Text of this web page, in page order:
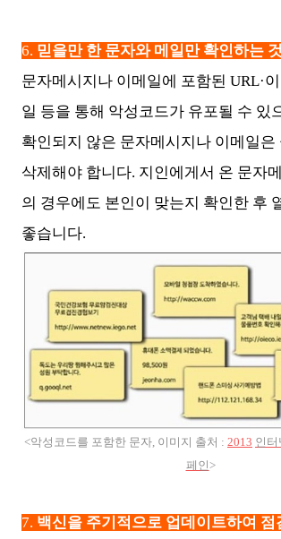
6. 믿을만 한 문자와 메일만 확인하는
문자메시지나 이메일에 포함된 URL·
일 등을 통해 악성코드가 유포될 수 있
확인되지 않은 문자메시지나 이메일은
삭제해야 합니다. 지인에게서 온 문자
의 경우에도 본인이 맞는지 확인한 후
좋습니다.
<악성코드를 포함한 문자, 이미지 출처 : 2013 인터
페인>
7. 백신을 주기적으로 업데이트하여 점